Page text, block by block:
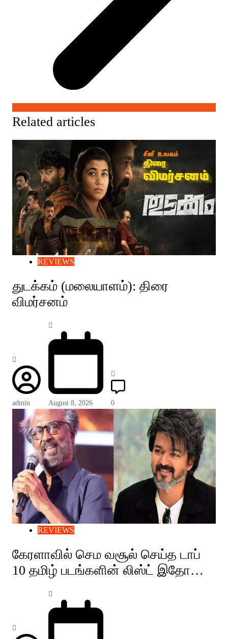
Related articles
REVIEWS
துடக்கம் (மலையாளம்): திரை
விமர்சனம்
admin August 8, 2026 0
REVIEWS
கேரளாவில் செம வசூல் செய்த டாப்
10 தமிழ் படங்களின் லிஸ்ட் இதோ…